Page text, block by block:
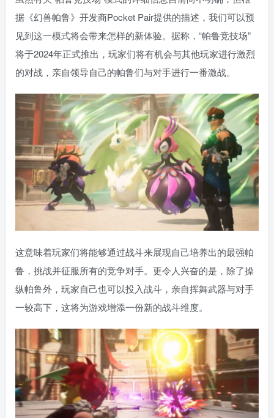
据《幻兽帕鲁》开发商Pocket Pair提供的描述，我们可以预
见到这一模式将会带来怎样的新体验。据称，“帕鲁竞技场”
将于2024年正式推出，玩家们将有机会与其他玩家进行激烈
的对战，亲自领导自己的帕鲁们与对手进行一番激战。
这意味着玩家们将能够通过战斗来展现自己培养出的最强帕
鲁，挑战并征服所有的竞争对手。更令人兴奋的是，除了操
纵帕鲁外，玩家自己也可以投入战斗，亲自挥舞武器与对手
一较高下，这将为游戏增添一份新的战斗维度。